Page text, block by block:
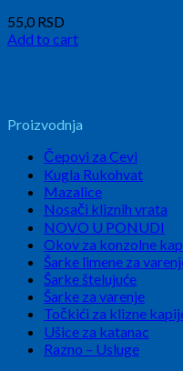
55,0 RSD
Add to cart
Proizvodnja
Čepovi za Cevi
Kugla Rukohvat
Mazalice
Nosači kliznih vrata
NOVO U PONUDI
Okov za konzolne
Šarke limene za
Šarke štelujuće
Šarke za varenje
Točkići za klizne
Ušice za katanac
Razno – Usluge